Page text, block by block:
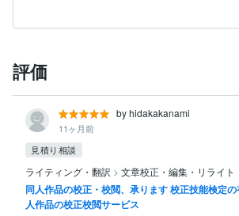
評価
by hidakakanami
11ヶ月前
見積り相談
ライティング・翻訳 > 文章校正・編集・リライト
同人作品の校正・校閲、承ります 校正技能検定
人作品の校正校閲サービス